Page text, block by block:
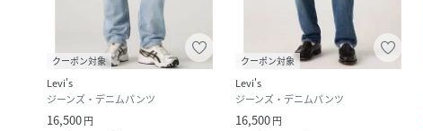
クーポン対象
Levi's
ジーンズ・デニムパンツ
16,500円
クーポン対象
Levi's
ジーンズ・デニムパンツ
16,500円